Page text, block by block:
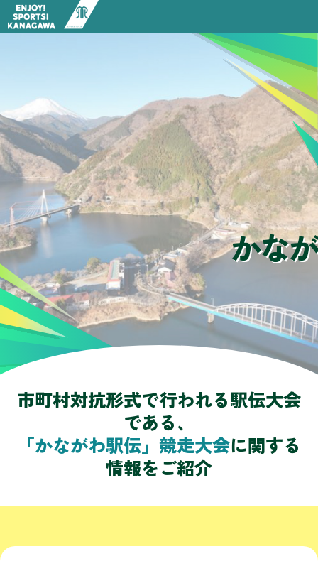
HOME
アサンテ スポーツパーク（神奈川県立スポーツセンタ
神奈川のスポーツツーリズム
神奈川のサイクルツーリズム
かながわスポーツ・プラットフォーム
部活動の地域展開
行政情報
神奈川県スポーツ推進条例
神奈川県スポーツ推進計画
誰もが安全・安心にスポーツをするために
スポーツ施設検索 かな
市町村対抗形式で行われる駅伝大会
である、
「かながわ駅伝」競走大会に関する
情報をご紹介